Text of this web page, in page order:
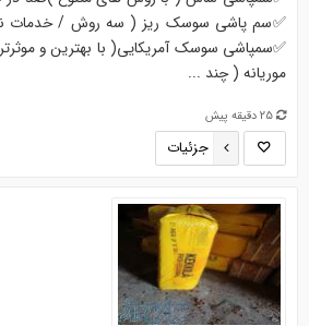
✅️سم پاشی سوسک ریز ( سه روش / خدمات
✅️سمپاشی سوسک آمریکایی( با بهترین و
موریانه ( چند ...
25 دقیقه پیش
جزئیات